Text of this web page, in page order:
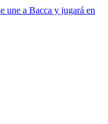
une a Bacca y jugará en